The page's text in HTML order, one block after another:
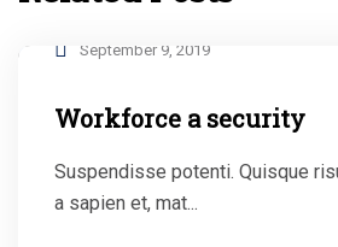
September 9, 2019
Workforce a security
Suspendisse potenti. Quisque
a sapien et, mat...